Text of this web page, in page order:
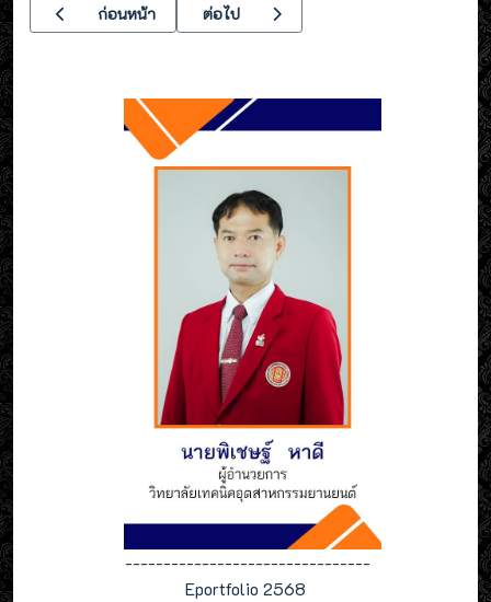
เนื้อหาก่อนหน้า: เข้าร่วมประชุมคณะกรรมการจังหวัดและหัวหน้าส่ว
ก่อนหน้า เนื้อหาถัดไป: วิทยาลัยเทคนิคอุตสาหกรรมย
ต่อไป
--------------------------------
Eportfolio 2568